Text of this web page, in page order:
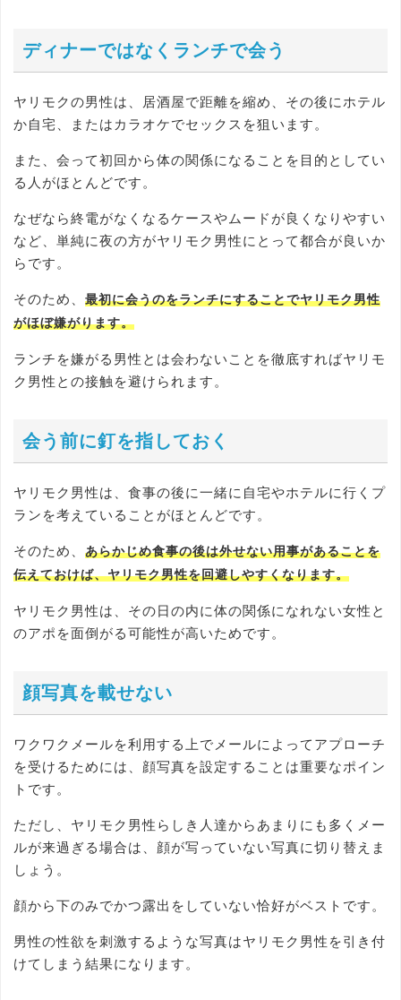
ディナーではなくランチで会う
ヤリモクの男性は、居酒屋で距離を縮め、その後にホテル
か自宅、またはカラオケでセックスを狙います。
また、会って初回から体の関係になることを目的としてい
る人がほとんどです。
なぜなら終電がなくなるケースやムードが良くなりやすい
など、単純に夜の方がヤリモク男性にとって都合が良いか
らです。
そのため、 最初に会うのをランチにすることでヤリモク男性
がほぼ嫌がります。
ランチを嫌がる男性とは会わないことを徹底すればヤリモ
ク男性との接触を避けられます。
会う前に釘を指しておく
ヤリモク男性は、食事の後に一緒に自宅やホテルに行くプ
ランを考えていることがほとんどです。
そのため、 あらかじめ食事の後は外せない用事があることを
伝えておけば、ヤリモク男性を回避しやすくなります。
ヤリモク男性は、その日の内に体の関係になれない女性と
のアポを面倒がる可能性が高いためです。
顔写真を載せない
ワクワクメールを利用する上でメールによってアプローチ
を受けるためには、顔写真を設定することは重要なポイン
トです。
ただし、ヤリモク男性らしき人達からあまりにも多くメー
ルが来過ぎる場合は、顔が写っていない写真に切り替えま
しょう。
顔から下のみでかつ露出をしていない恰好がベストです。
男性の性欲を刺激するような写真はヤリモク男性を引き付
けてしまう結果になります。